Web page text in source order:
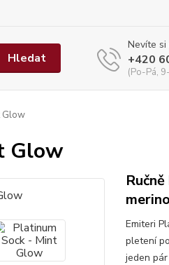
Hledat
Nevíte si
+420
(Po-Pá,
Glow
Glow
Emiteri
pletení
jeden